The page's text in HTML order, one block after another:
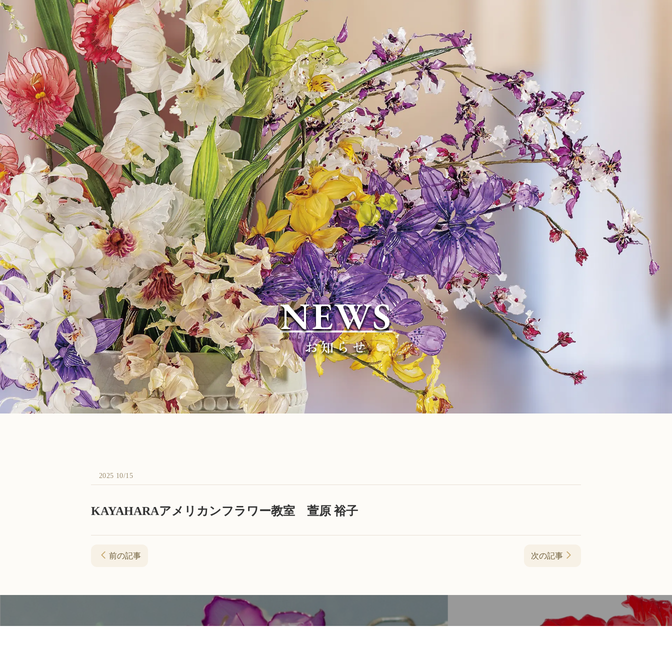
NEWS
お知らせ
2025 10/15
KAYAHARAアメリカンフラワー教室 萱原 裕子
前の記事 次の記事